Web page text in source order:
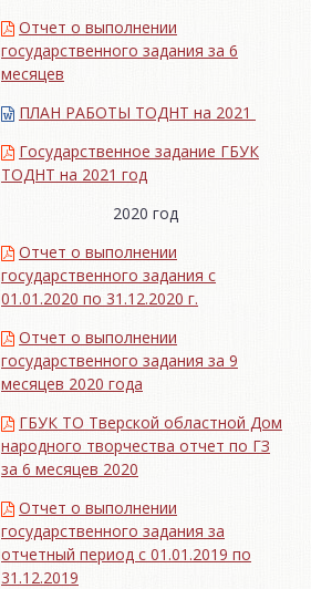
Отчет о выполнении
государственного задания за 6
месяцев
ПЛАН РАБОТЫ ТОДНТ на 2021
Государственное задание ГБУК
ТОДНТ на 2021 год
2020 год
Отчет о выполнении
государственного задания с
01.01.2020 по 31.12.2020 г.
Отчет о выполнении
государственного задания за 9
месяцев 2020 года
ГБУК ТО Тверской областной Дом
народного творчества отчет по ГЗ
за 6 месяцев 2020
Отчет о выполнении
государственного задания за
отчетный период с 01.01.2019 по
31.12.2019